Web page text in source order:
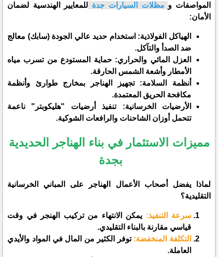
المواصفات و مظلات السيارات جدة للمعايير الهندسية لضمان
الأمان:
​الهياكل الفولاذية: استخدام حديد عالي الجودة (سابك) معالج
ضد الصدأ والتآكل.
​العزل المائي والحراري: حماية المستودع من تسرب مياه
الأمطار وأشعة الشمس الحارقة.
​أنظمة السلامة: تجهيز الهناجر بمخارج طوارئ وأنظمة
مكافحة الحريق المعتمدة.
​الأرضيات الخرسانية: تنفيذ أرضيات "هليكوبتر" ناعمة
تتحمل أوزان الشاحنات والرافعات الشوكية.
​مميزات الاستثمار في بناء الهناجر الحديدية
بجدة
​لماذا يفضل أصحاب الأعمال الهناجر على المباني الخرسانية
التقليدية؟
سرعة التنفيذ: يمكن الانتهاء من تركيب الهنجر في وقت
قياسي مقارنة بالبناء التقليدي.
التكلفة المنخفضة: توفر الكثير من المال في المواد والأيدي
العاملة.